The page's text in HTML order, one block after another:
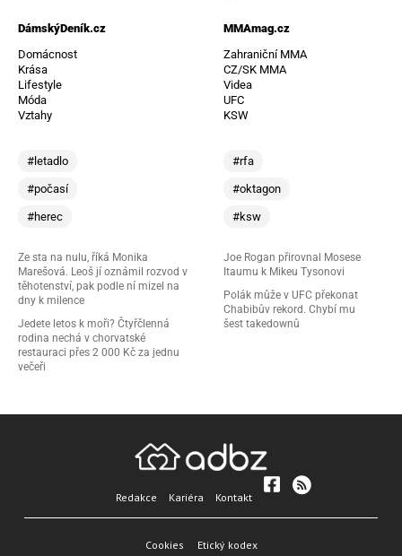
DámskýDeník.cz
Domácnost
Krása
Lifestyle
Móda
Vztahy
#letadlo
#počasí
#herec
Ze sta na nulu, říká Monika
Marešová. Leoš jí oznámil rozvod v
těhotenství, pak podle ní mizel na
dny k milence
Jedete letos k moři? Čtyřčlenná
rodina nechá v chorvatské
restauraci přes 2 000 Kč za jednu
večeři
MMAmag.cz
Zahraniční MMA
CZ/SK MMA
Videa
UFC
KSW
#rfa
#oktagon
#ksw
Joe Rogan přirovnal Mosese
Itaumu k Mikeu Tysonovi
Polák může v UFC překonat
Chabibův rekord. Chybí mu
šest takedownů
Redakce Kariéra Kontakt
Cookies Etický kodex